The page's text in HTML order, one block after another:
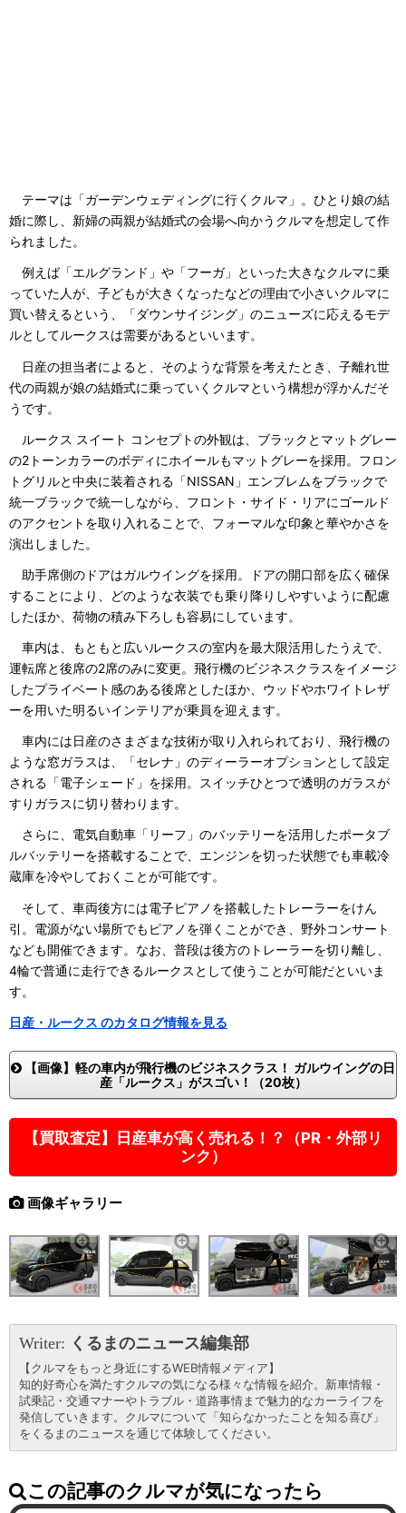
テーマは「ガーデンウェディングに行くクルマ」。ひとり娘の結
婚に際し、新婦の両親が結婚式の会場へ向かうクルマを想定して作
られました。
例えば「エルグランド」や「フーガ」といった大きなクルマに乗
っていた人が、子どもが大きくなったなどの理由で小さいクルマに
買い替えるという、「ダウンサイジング」のニューズに応えるモデ
ルとしてルークスは需要があるといいます。
日産の担当者によると、そのような背景を考えたとき、子離れ世
代の両親が娘の結婚式に乗っていくクルマという構想が浮かんだそ
うです。
ルークス スイート コンセプトの外観は、ブラックとマットグレー
の2トーンカラーのボディにホイールもマットグレーを採用。フロン
トグリルと中央に装着される「NISSAN」エンブレムをブラックで
統一ブラックで統一しながら、フロント・サイド・リアにゴールド
のアクセントを取り入れることで、フォーマルな印象と華やかさを
演出しました。
助手席側のドアはガルウイングを採用。ドアの開口部を広く確保
することにより、どのような衣装でも乗り降りしやすいように配慮
したほか、荷物の積み下ろしも容易にしています。
車内は、もともと広いルークスの室内を最大限活用したうえで、
運転席と後席の2席のみに変更。飛行機のビジネスクラスをイメージ
したプライベート感のある後席としたほか、ウッドやホワイトレザ
ーを用いた明るいインテリアが乗員を迎えます。
車内には日産のさまざまな技術が取り入れられており、飛行機の
ような窓ガラスは、「セレナ」のディーラーオプションとして設定
される「電子シェード」を採用。スイッチひとつで透明のガラスが
すりガラスに切り替わります。
さらに、電気自動車「リーフ」のバッテリーを活用したポータブ
ルバッテリーを搭載することで、エンジンを切った状態でも車載冷
蔵庫を冷やしておくことが可能です。
そして、車両後方には電子ピアノを搭載したトレーラーをけん
引。電源がない場所でもピアノを弾くことができ、野外コンサート
なども開催できます。なお、普段は後方のトレーラーを切り離し、
4輪で普通に走行できるルークスとして使うことが可能だといいま
す。
日産・ルークス のカタログ情報を見る
【画像】軽の車内が飛行機のビジネスクラス！ ガルウイングの日
産「ルークス」がスゴい！（20枚）
【買取査定】日産車が高く売れる！？（PR・外部リ
ンク）
画像ギャラリー
Writer: くるまのニュース編集部
【クルマをもっと身近にするWEB情報メディア】
知的好奇心を満たすクルマの気になる様々な情報を紹介。新車情報・
試乗記・交通マナーやトラブル・道路事情まで魅力的なカーライフを
発信していきます。クルマについて「知らなかったことを知る喜び」
をくるまのニュースを通じて体験してください。
この記事のクルマが気になったら